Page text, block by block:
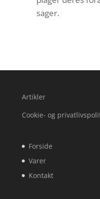
sager.
Artikler
Cookie- og
Forside
Varer
Kontakt